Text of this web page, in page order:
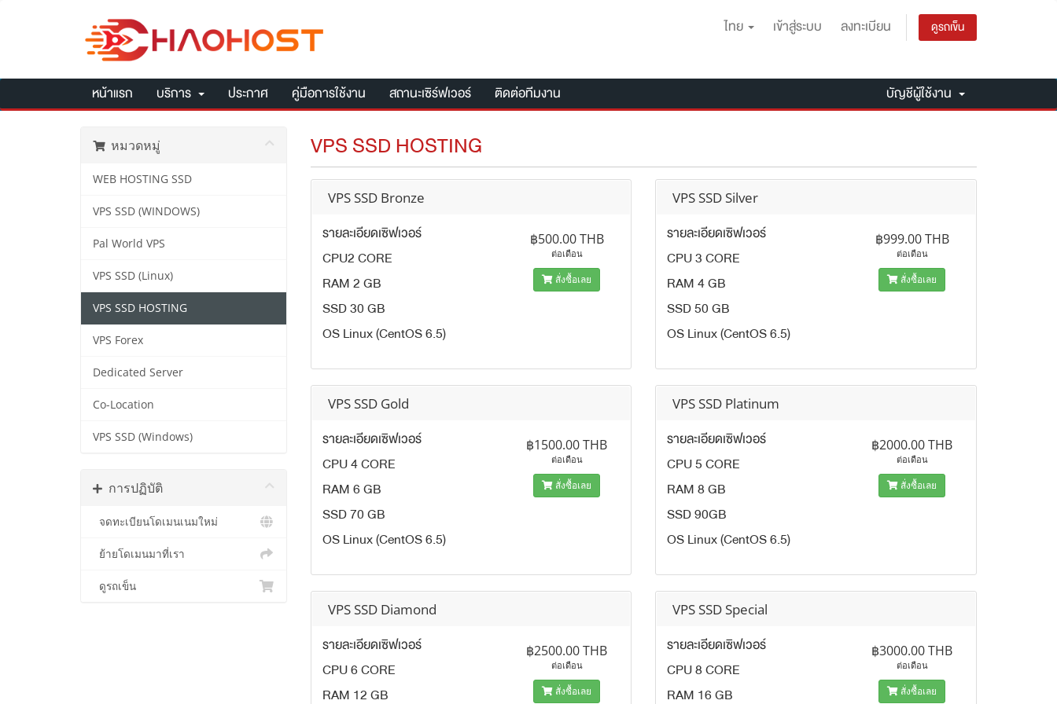
ไทย เข้าสู่ระบบ ลงทะเบียน ดูรถเข็น
หน้าแรก บริการ ประกาศ คู่มือการใช้งาน สถานะเซิร์ฟเวอร์ ติดต่อทีมงาน บัญชีผู้ใช้งาน
หมวดหมู่
WEB HOSTING SSD
VPS SSD (WINDOWS)
Pal World VPS
VPS SSD (Linux)
VPS SSD HOSTING
VPS Forex
Dedicated Server
Co-Location
VPS SSD (Windows)
การปฏิบัติ
จดทะเบียนโดเมนเนมใหม่
ย้ายโดเมนมาที่เรา
ดูรถเข็น
VPS SSD HOSTING
VPS SSD Bronze
รายละเอียดเซิฟเวอร์
CPU2 CORE
RAM 2 GB
SSD 30 GB
OS Linux (CentOS 6.5)
฿500.00 THB
ต่อเดือน
สั่งซื้อเลย
VPS SSD Silver
รายละเอียดเซิฟเวอร์
CPU 3 CORE
RAM 4 GB
SSD 50 GB
OS Linux (CentOS 6.5)
฿999.00 THB
ต่อเดือน
สั่งซื้อเลย
VPS SSD Gold
รายละเอียดเซิฟเวอร์
CPU 4 CORE
RAM 6 GB
SSD 70 GB
OS Linux (CentOS 6.5)
฿1500.00 THB
ต่อเดือน
สั่งซื้อเลย
VPS SSD Platinum
รายละเอียดเซิฟเวอร์
CPU 5 CORE
RAM 8 GB
SSD 90GB
OS Linux (CentOS 6.5)
฿2000.00 THB
ต่อเดือน
สั่งซื้อเลย
VPS SSD Diamond
รายละเอียดเซิฟเวอร์
CPU 6 CORE
RAM 12 GB
฿2500.00 THB
ต่อเดือน
สั่งซื้อเลย
VPS SSD Special
รายละเอียดเซิฟเวอร์
CPU 8 CORE
RAM 16 GB
฿3000.00 THB
ต่อเดือน
สั่งซื้อเลย